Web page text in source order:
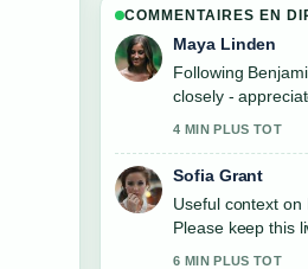
COMMENTAIRES EN
Maya Linden
Following
closely -
4 MIN PLUS TOT
Sofia Grant
Useful context on
Please keep this
6 MIN PLUS TOT